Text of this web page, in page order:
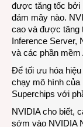
được tăng tốc bởi
đám mây nào.
cao và được tăng
Inference Server,
và các phần mềm
Để tối ưu hóa
chạy mô hình của
Superchips với
NVIDIA cho biết,
sớm vào NVIDIA